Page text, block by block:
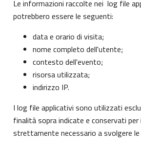
Le informazioni raccolte nei log file
potrebbero essere le seguenti:
data e orario di visita;
nome completo dell'utente;
contesto dell'evento;
risorsa utilizzata;
indirizzo IP.
I log file applicativi sono utilizzati
finalità sopra indicate e conservati
strettamente necessario a svolgere